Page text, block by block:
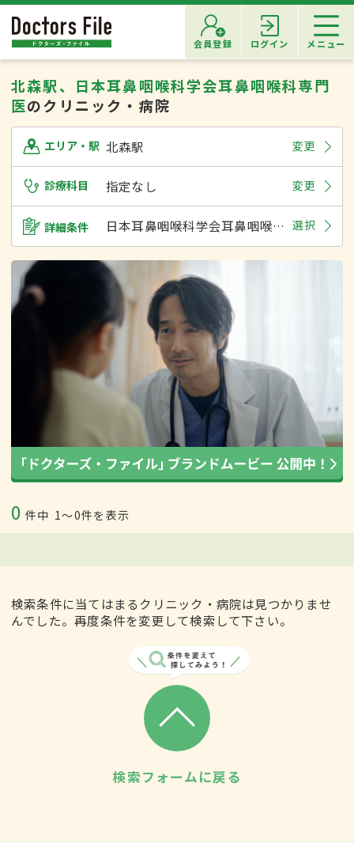
会員登録 ログイン メニュー
北森駅、日本耳鼻咽喉科学会耳鼻咽喉科専門
医のクリニック・病院
エリア・駅 北森駅 変更
診療科目 指定なし 変更
詳細条件 日本耳鼻咽喉科学会耳鼻咽喉科専門医 選択
0 件中 1〜0件を表示
検索条件に当てはまるクリニック・病院は見つかりませ
んでした。再度条件を変更して検索して下さい。
検索フォームに戻る